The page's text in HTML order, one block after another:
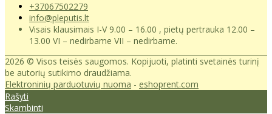
+37067502279
info@pleputis.lt
Visais klausimais I-V 9.00 – 16.00 , pietų pertrauka 12.00 –
13.00 VI – nedirbame VII – nedirbame.
2026 © Visos teisės saugomos. Kopijuoti, platinti svetainės turinį
be autorių sutikimo draudžiama.
Elektroninių parduotuvių nuoma - eshoprent.com
Rašyti
Skambinti